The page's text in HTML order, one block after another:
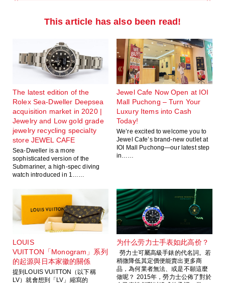
This article has also been read!
The latest edition of the
Rolex Sea-Dweller Deepsea
acquisition market in 2020 |
Jewelry and Low gold grade
jewelry recycling specialty
store JEWEL CAFE
Sea-Dweller is a more
sophisticated version of the
Submariner, a high-spec diving
watch introduced in 1……
Jewel Cafe Now Open at IOI
Mall Puchong – Turn Your
Luxury Items into Cash
Today!
We’re excited to welcome you to
Jewel Cafe’s brand-new outlet at
IOI Mall Puchong—our latest step
in……
LOUIS
VUITTON「Monogram」系列
的起源與日本家徽的關係
提到LOUIS VUITTON（以下稱
LV）就會想到「LV」縮寫的
为什么劳力士手表如此高价？
勞力士可屬高級手錶的代名詞。若
稍微降低其定價便能賣出更多商
品，為何業者無法、或是不願這麼
做呢？ 2015年，勞力士公佈了對於